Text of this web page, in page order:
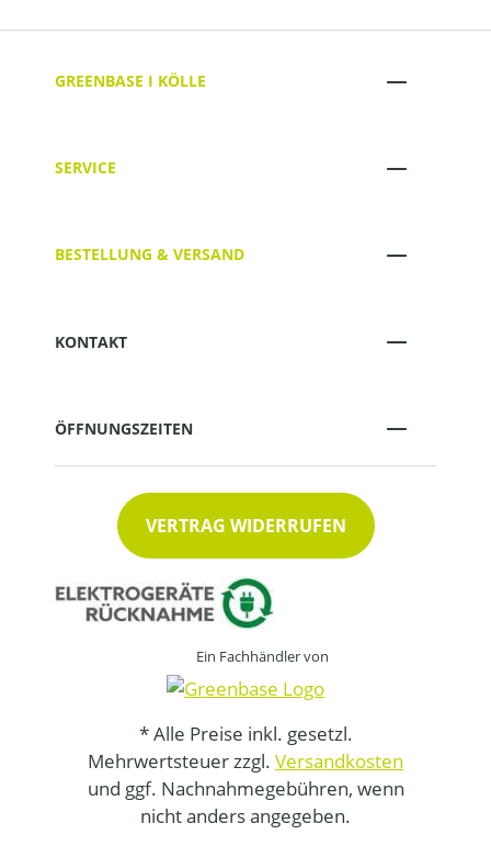
GREENBASE I KÖLLE
SERVICE
BESTELLUNG & VERSAND
KONTAKT
ÖFFNUNGSZEITEN
VERTRAG WIDERRUFEN
Ein Fachhändler von
* Alle Preise inkl. gesetzl.
Mehrwertsteuer zzgl. Versandkosten
und ggf. Nachnahmegebühren, wenn
nicht anders angegeben.